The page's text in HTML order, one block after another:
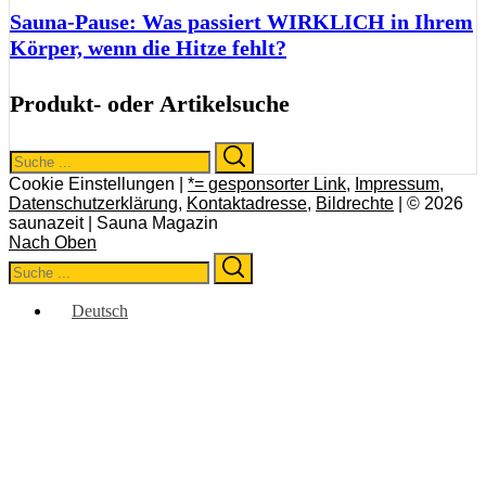
Sauna-Pause: Was passiert WIRKLICH in Ihrem
Körper, wenn die Hitze fehlt?
Produkt- oder Artikelsuche
Search
for:
Cookie Einstellungen | *= gesponsorter Link, Impressum,
Datenschutzerklärung, Kontaktadresse, Bildrechte | © 2026
saunazeit | Sauna Magazin
Nach Oben
Search
for:
Deutsch